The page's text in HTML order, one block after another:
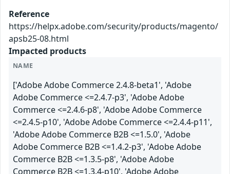
Reference
https://helpx.adobe.com/security/products/magento/
apsb25-08.html
Impacted products
NAME
['Adobe Adobe Commerce 2.4.8-beta1', 'Adobe
Adobe Commerce <=2.4.7-p3', 'Adobe Adobe
Commerce <=2.4.6-p8', 'Adobe Adobe Commerce
<=2.4.5-p10', 'Adobe Adobe Commerce <=2.4.4-p11',
'Adobe Adobe Commerce B2B <=1.5.0', 'Adobe
Adobe Commerce B2B <=1.4.2-p3', 'Adobe Adobe
Commerce B2B <=1.3.5-p8', 'Adobe Adobe
Commerce B2B <=1.3.4-p10', 'Adobe Adobe